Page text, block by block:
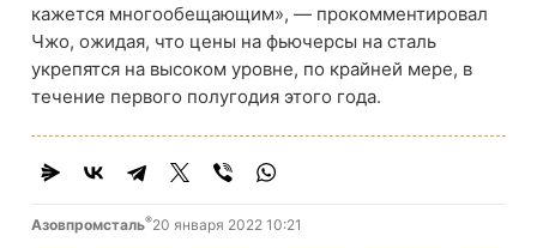
кажется многообещающим», — прокомментировал
Чжо, ожидая, что цены на фьючерсы на сталь
укрепятся на высоком уровне, по крайней мере, в
течение первого полугодия этого года.
Азовпромсталь®20 января 2022 10:21